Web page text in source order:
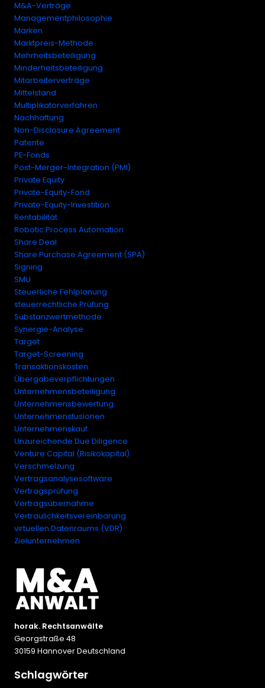
M&A-Verträge
Managementphilosophie
Marken
Marktpreis-Methode
Mehrheitsbeteiligung
Minderheitsbeteiligung
Mitarbeiterverträge
Mittelstand
Multiplikatorverfahren
Nachhaftung
Non-Disclosure Agreement
Patente
PE-Fonds
Post-Merger-Integration (PMI)
Private Equity
Private-Equity-Fond
Private-Equity-Investition
Rentabilität
Robotic Process Automation
Share Deal
Share Purchase Agreement (SPA)
Signing
SMU
Steuerliche Fehlplanung
steuerrechtliche Prüfung
Substanzwertmethode
Synergie-Analyse
Target
Target-Screening
Transaktionskosten
Übergabeverpflichtungen
Unternehmensbeteiligung
Unternehmensbewertung
Unternehmensfusionen
Unternehmenskauf
Unzureichende Due Diligence
Venture Capital (Risikokapital)
Verschmelzung
Vertragsanalysesoftware
Vertragsprüfung
Vertragsübernahme
Vertraulichkeitsvereinbarung
virtuellen Datenraums (VDR)
Zielunternehmen
horak. Rechtsanwälte
Georgstraße 48
30159 Hannover Deutschland
Schlagwörter